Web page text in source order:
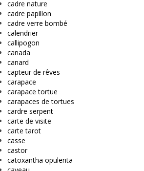
cadre nature
cadre papillon
cadre verre bombé
calendrier
callipogon
canada
canard
capteur de rêves
carapace
carapace tortue
carapaces de tortues
cardre serpent
carte de visite
carte tarot
casse
castor
catoxantha opulenta